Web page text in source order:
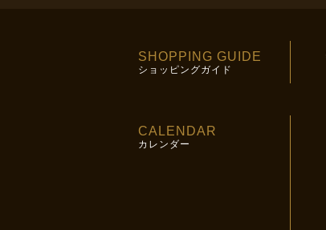
SHOPPING GUIDE
ショッピングガイド
CALENDAR
カレンダー